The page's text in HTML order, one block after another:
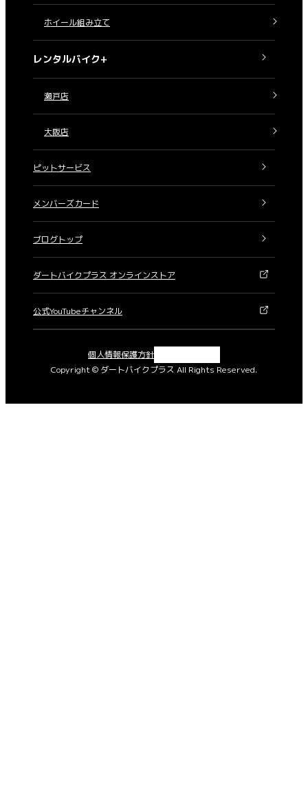
ホイール組み立て
レンタルバイク+
瀬戸店
大阪店
ピットサービス
メンバーズカード
ブログトップ
ダートバイクプラス オンラインストア
公式YouTubeチャンネル
Copyright © ダートバイクプラス All Rights Reserved.
個人情報保護方針X